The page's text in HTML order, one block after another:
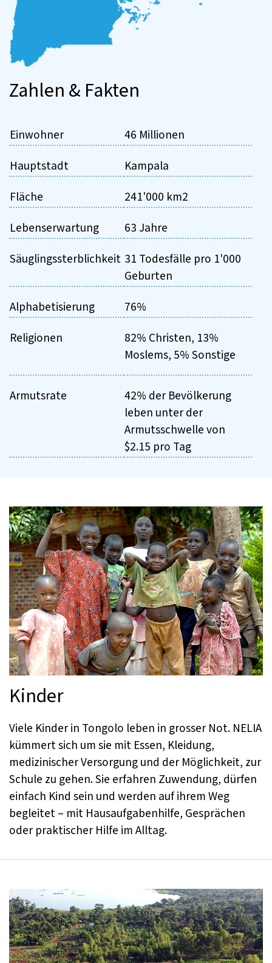
Zahlen & Fakten
Einwohner 46 Millionen
Hauptstadt Kampala
Fläche 241'000 km2
Lebenserwartung 63 Jahre
Säuglingssterblichkeit 31 Todesfälle pro 1'000
Geburten
Alphabetisierung 76%
Religionen
82% Christen, 13%
Moslems, 5% Sonstige
Armutsrate
42% der Bevölkerung
leben unter der
Armutsschwelle von
$2.15 pro Tag
Kinder
Viele Kinder in Tongolo leben in grosser Not. NELIA
kümmert sich um sie mit Essen, Kleidung,
medizinischer Versorgung und der Möglichkeit, zur
Schule zu gehen. Sie erfahren Zuwendung, dürfen
einfach Kind sein und werden auf ihrem Weg
begleitet – mit Hausaufgabenhilfe, Gesprächen
oder praktischer Hilfe im Alltag.